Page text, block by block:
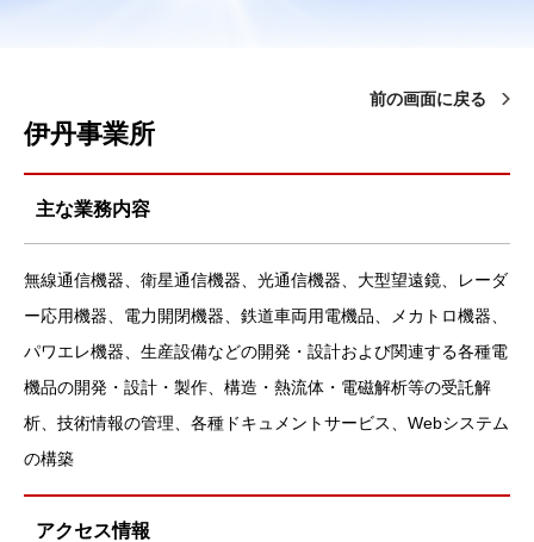
前の画面に戻る
伊丹事業所
主な業務内容
無線通信機器、衛星通信機器、光通信機器、大型望遠鏡、レーダ
ー応用機器、電力開閉機器、鉄道車両用電機品、メカトロ機器、
パワエレ機器、生産設備などの開発・設計および関連する各種電
機品の開発・設計・製作、構造・熱流体・電磁解析等の受託解
析、技術情報の管理、各種ドキュメントサービス、Webシステム
の構築
アクセス情報